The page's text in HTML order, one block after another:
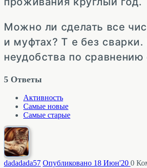
Можно ли сделать все
и муфтах? Т е без сварки.
неудобства по сравнению
5 Ответы
Активность
Самые новые
Самые старые
dadadada57 Опубликовано 18 Июн'20 0